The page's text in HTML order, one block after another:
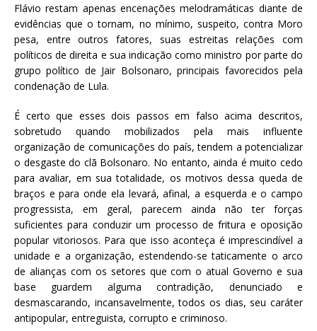
Flávio restam apenas encenações melodramáticas diante de
evidências que o tornam, no mínimo, suspeito, contra Moro
pesa, entre outros fatores, suas estreitas relações com
políticos de direita e sua indicação como ministro por parte do
grupo político de Jair Bolsonaro, principais favorecidos pela
condenação de Lula.
É certo que esses dois passos em falso acima descritos,
sobretudo quando mobilizados pela mais influente
organização de comunicações do país, tendem a potencializar
o desgaste do clã Bolsonaro. No entanto, ainda é muito cedo
para avaliar, em sua totalidade, os motivos dessa queda de
braços e para onde ela levará, afinal, a esquerda e o campo
progressista, em geral, parecem ainda não ter forças
suficientes para conduzir um processo de fritura e oposição
popular vitoriosos. Para que isso aconteça é imprescindível a
unidade e a organização, estendendo-se taticamente o arco
de alianças com os setores que com o atual Governo e sua
base guardem alguma contradição, denunciado e
desmascarando, incansavelmente, todos os dias, seu caráter
antipopular, entreguista, corrupto e criminoso.